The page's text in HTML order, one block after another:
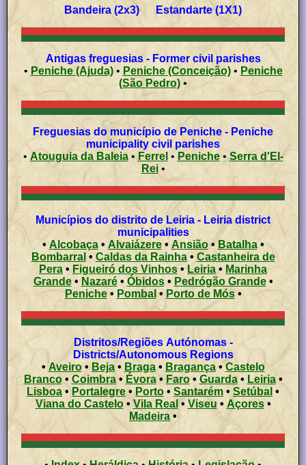
Bandeira (2x3) Estandarte (1X1)
Antigas freguesias - Former civil parishes
• Peniche (Ajuda)• Peniche (Conceição)• Peniche
(São Pedro)•
Freguesias do município de Peniche - Peniche
municipality civil parishes
• Atouguia da Baleia• Ferrel • Peniche•Serra d'El-
Rei•
Municípios do distrito de Leiria - Leiria district
municipalities
• Alcobaça• Alvaiázere• Ansião• Batalha•
Bombarral • Caldas da Rainha• Castanheira de
Pera• Figueiró dos Vinhos •Leiria • Marinha
Grande• Nazaré• Óbidos• Pedrógão Grande•
Peniche• Pombal • Porto de Mós•
Distritos/Regiões Autónomas -
Districts/Autonomous Regions
• Aveiro• Beja• Braga• Bragança•Castelo
Branco• Coimbra• Évora• Faro• Guarda• Leiria•
Lisboa • Portalegre • Porto• Santarém • Setúbal •
Viana do Castelo• Vila Real • Viseu • Açores•
Madeira •